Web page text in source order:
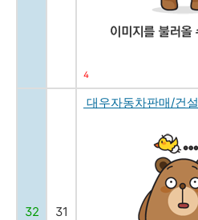
4
32 31
대우자동차판매/건설